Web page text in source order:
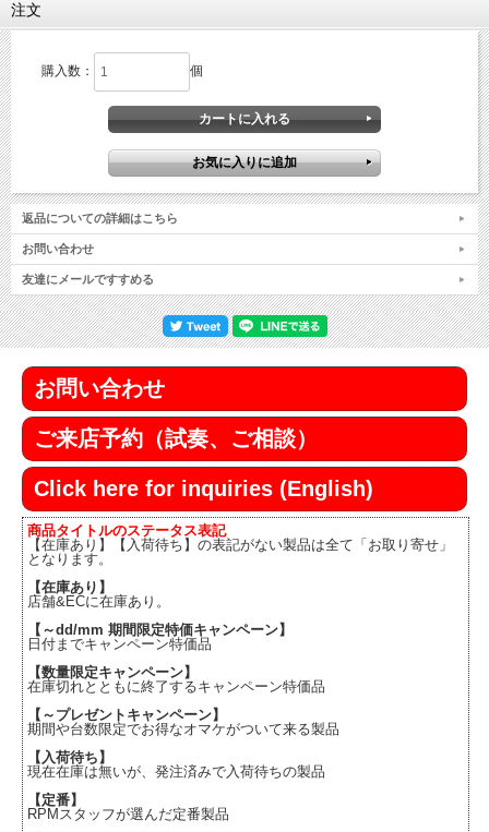
注文
購入数： 個
返品についての詳細はこちら
お問い合わせ
友達にメールですすめる
お問い合わせ
ご来店予約（試奏、ご相談）
Click here for inquiries (English)
商品タイトルのステータス表記
【在庫あり】【入荷待ち】の表記がない製品は全て「お取り寄せ」
となります。
【在庫あり】
店舗&ECに在庫あり。
【～dd/mm 期間限定特価キャンペーン】
日付までキャンペーン特価品
【数量限定キャンペーン】
在庫切れとともに終了するキャンペーン特価品
【～プレゼントキャンペーン】
期間や台数限定でお得なオマケがついて来る製品
【入荷待ち】
現在在庫は無いが、発注済みで入荷待ちの製品
【定番】
RPMスタッフが選んだ定番製品